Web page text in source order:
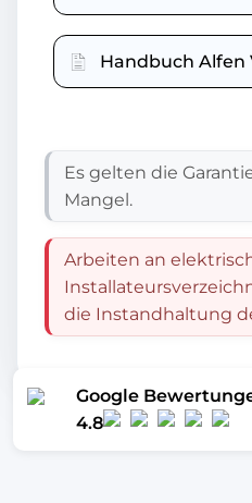
Google
4.8
Handbuch Alfen
Es gelten die
Mangel.
Arbeiten an
die Instandhaltung